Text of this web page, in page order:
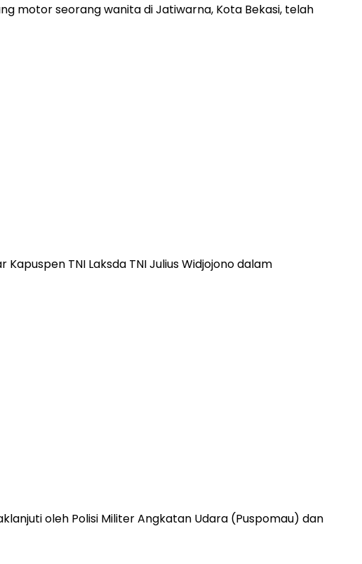
motor seorang wanita di Jatiwarna, Kota Bekasi, telah
TNI Laksda TNI Julius Widjojono dalam
oleh Polisi Militer Angkatan Udara (Puspomau) dan